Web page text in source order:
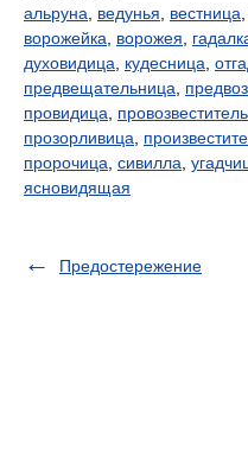
альруна
ведунья вестница
ворожейка
ворожея
духовидица
кудесница
предвещательница
провидица
прозорливица
пророчица сивилла
ясновидящая
Предостережение